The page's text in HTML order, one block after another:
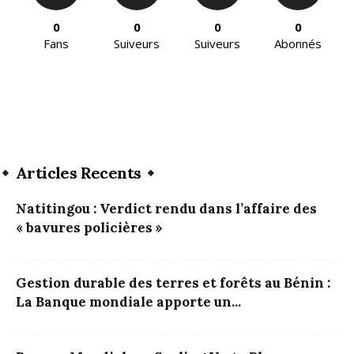
0
Fans
0
Suiveurs
0
Suiveurs
0
Abonnés
Articles Recents
Natitingou : Verdict rendu dans l’affaire des
« bavures policières »
Gestion durable des terres et forêts au Bénin :
La Banque mondiale apporte un...